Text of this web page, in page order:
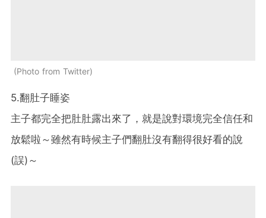
Photo from Twitter
5.翻肚子睡姿
主子都完全把肚肚露出來了，就是說對環境完全信任和
放鬆啦～雖然有時候主子們翻肚沒有翻得很好看的說
(誤)～